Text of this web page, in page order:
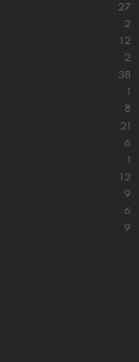
27
2
12
2
38
8
21
6
12
9
6
9